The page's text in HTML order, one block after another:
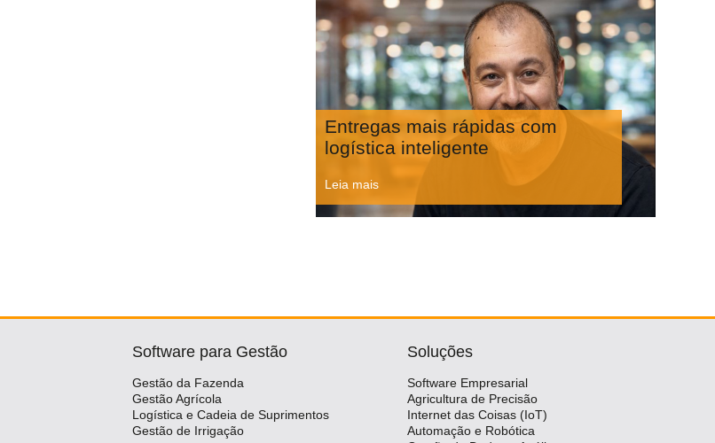
Entregas mais rápidas com
logística inteligente
Leia mais
Software para Gestão
Gestão da Fazenda
Gestão Agrícola
Logística e Cadeia de Suprimentos
Gestão de Irrigação
Soluções
Software Empresarial
Agricultura de Precisão
Internet das Coisas (IoT)
Automação e Robótica